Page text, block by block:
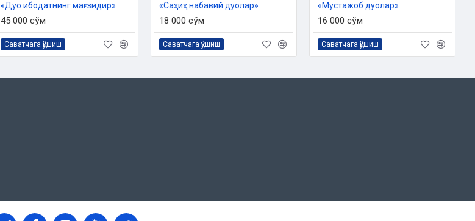
«Дуо ибодатнинг мағзидир»
45 000 сўм
Саватчага қўшиш
«Саҳиҳ набавий дуолар»
18 000 сўм
Саватчага қўшиш
«Мустажоб дуолар»
16 000 сўм
Саватчага қўшиш